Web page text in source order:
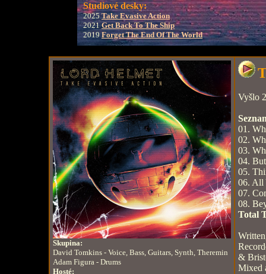
Studiové desky:
2025Take Evasive Action
2021Get Back To The Ship
2019 Forget The End Of The World
Skupina:
David Tomkins - Voice, Bass, Guitars, Synth, Theremin
Adam Figura - Drums
Hosté:
Vyšlo
01.
02.
03.
04.
05.
06. All
07.
08.
Total
&
Mixed